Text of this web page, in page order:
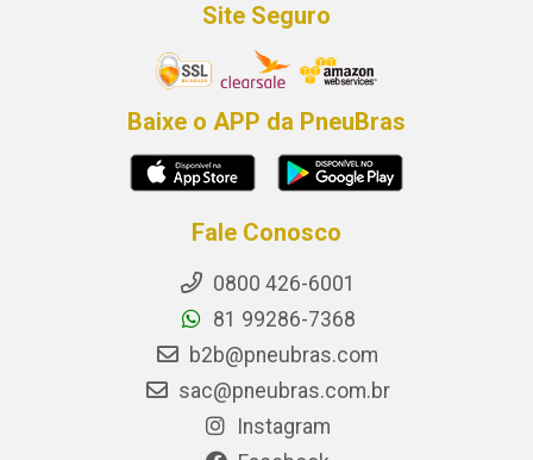
Site Seguro
Baixe o APP da PneuBras
Fale Conosco
0800 426-6001
81 99286-7368
b2b@pneubras.com
sac@pneubras.com.br
Instagram